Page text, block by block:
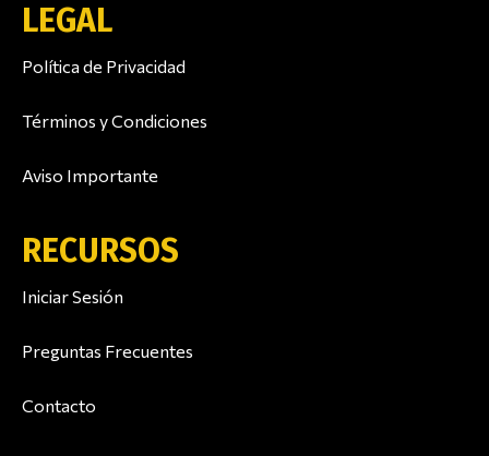
LEGAL
Política de Privacidad
Términos y Condiciones
Aviso Importante
RECURSOS
Iniciar Sesión
Preguntas Frecuentes
Contacto